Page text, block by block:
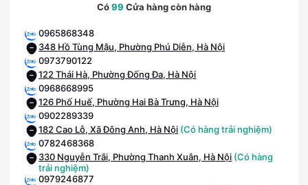
Có99 Cửa hàng còn hàng
0965868348
348 Hồ Tùng Mậu, Phường Phú Diễn, Hà Nội
0973790122
122 Thái Hà, Phường Đống Đa, Hà Nội
0968668995
126 Phố Huế, Phường Hai Bà Trưng, Hà Nội
0902289339
182 Cao Lỗ, Xã Đông Anh, Hà Nội (Có hàng trải nghiệm)
0782468368
330 Nguyễn Trãi, Phường Thanh Xuân, Hà Nội (Có hàng
trải nghiệm)
0979246877